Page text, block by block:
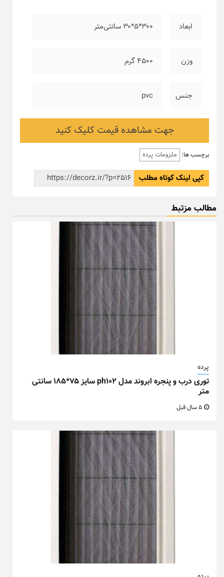
ابعاد ۳۰۰*۵*۳۰ سانتی‌متر
وزن ۴۵۰۰ گرم
جنس pvc
جهت مشاهده قیمت کلیک کنید
برچسب ها: ملزومات پرده
کپی لینک کوتاه مطلب
مطالب مزتبط
پرده
توری درب و پنجره ابروند مدل ph102 سایز ۷۵*۱۸۵ سانتی
متر